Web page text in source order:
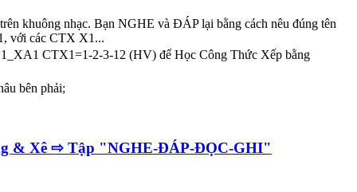
khuông nhạc. Bạn NGHE và ĐÁP lại bằng cách nêu đúng tên
với các CTX X1...
1_XA1 CTX1=1-2-3-12 (HV) để Học Công Thức Xếp bằng
bên phải;
& Xê ⇨ Tập "NGHE-ĐÁP-ĐỌC-GHI"